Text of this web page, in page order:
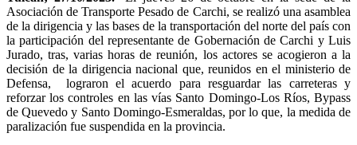
Asociación de Transporte Pesado de Carchi, se realizó una asamblea
de la dirigencia y las bases de la transportación del norte del país con
la participación del representante de Gobernación de Carchi y Luis
Jurado, tras, varias horas de reunión, los actores se acogieron a la
decisión de la dirigencia nacional que, reunidos en el ministerio de
Defensa, lograron el acuerdo para resguardar las carreteras y
reforzar los controles en las vías Santo Domingo-Los Ríos, Bypass
de Quevedo y Santo Domingo-Esmeraldas, por lo que, la medida de
paralización fue suspendida en la provincia.